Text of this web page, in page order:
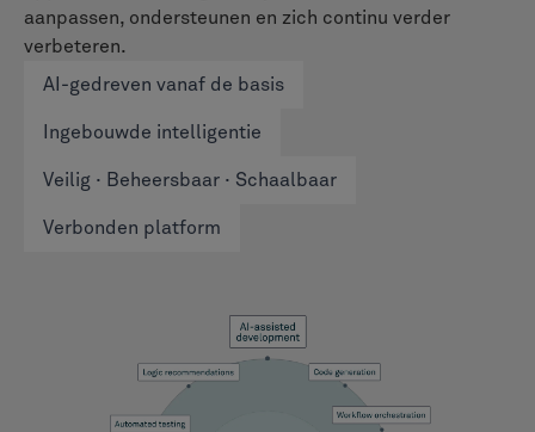
aanpassen, ondersteunen en zich continu verder
verbeteren.
AI-gedreven vanaf de basis
Ingebouwde intelligentie
Veilig · Beheersbaar · Schaalbaar
Verbonden platform